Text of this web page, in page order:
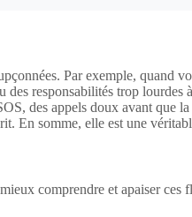
Par exemple, quand
responsabilités trop lourdes
des appels doux avant que
En somme, elle est une
comprendre et apaiser ces